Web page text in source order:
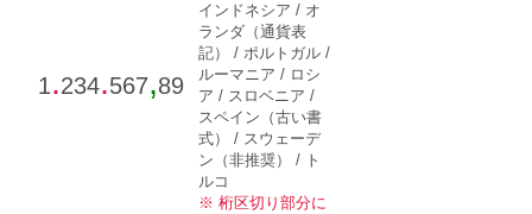
1.234.567,89
インドネシア / オ
ランダ（通貨表
記） / ポルトガル /
ルーマニア / ロシ
ア / スロベニア /
スペイン（古い書
式） / スウェーデ
ン（非推奨） / ト
ルコ
※ 桁区切り部分に